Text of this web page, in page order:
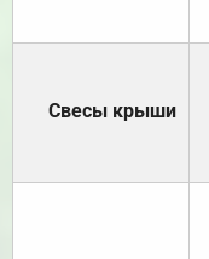
Свесы крыши